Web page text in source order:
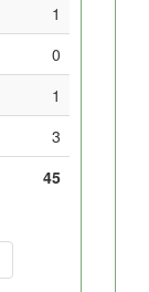
1
0
1
3
45